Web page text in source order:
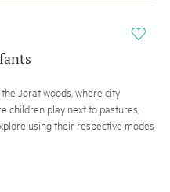
i
Jorat woods, where city
children play next to pastures,
using their respective modes